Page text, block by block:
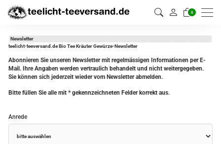
0
Newsletter
teelicht-teeversand.de Bio Tee Kräuter Gewürze-Newsletter
Abonnieren Sie unseren Newsletter mit regelmässigen Informationen per E-
Mail. Ihre Angaben werden vertraulich behandelt und nicht weitergegeben.
Sie können sich jederzeit wieder vom Newsletter abmelden.
Bitte füllen Sie alle mit *gekennzeichneten Felder korrekt aus.
Anrede